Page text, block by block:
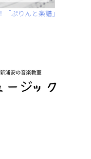
ぷりんと楽譜」